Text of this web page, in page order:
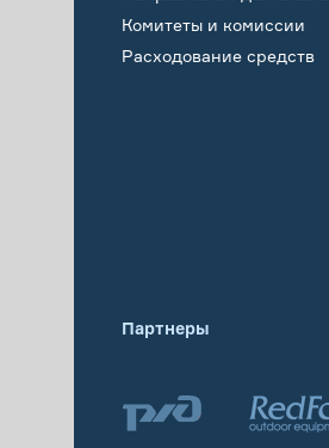
Комитеты и комиссии
Расходование средств
Партнеры